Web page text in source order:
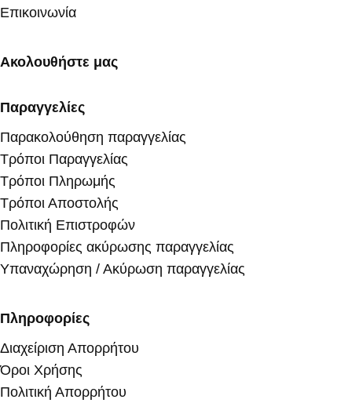
Επικοινωνία
Ακολουθήστε μας
Παραγγελίες
Παρακολούθηση παραγγελίας
Τρόποι Παραγγελίας
Τρόποι Πληρωμής
Τρόποι Αποστολής
Πολιτική Επιστροφών
Πληροφορίες ακύρωσης παραγγελίας
Υπαναχώρηση / Ακύρωση παραγγελίας
Πληροφορίες
Διαχείριση Απορρήτου
Όροι Χρήσης
Πολιτική Απορρήτου